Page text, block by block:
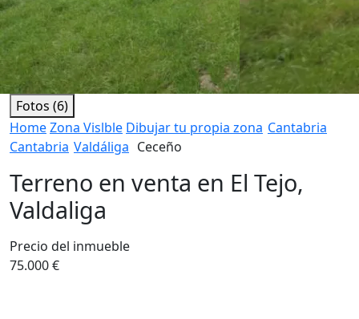
Fotos (6)
HomeZona Vislble Dibujar tu propia zona Cantabria
Cantabria Valdáliga Ceceño
Terreno en venta en El Tejo,
Valdaliga
Precio del inmueble
75.000 €